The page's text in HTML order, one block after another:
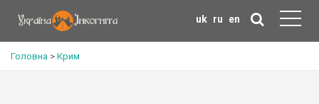
uk ru en
Головна > Крим